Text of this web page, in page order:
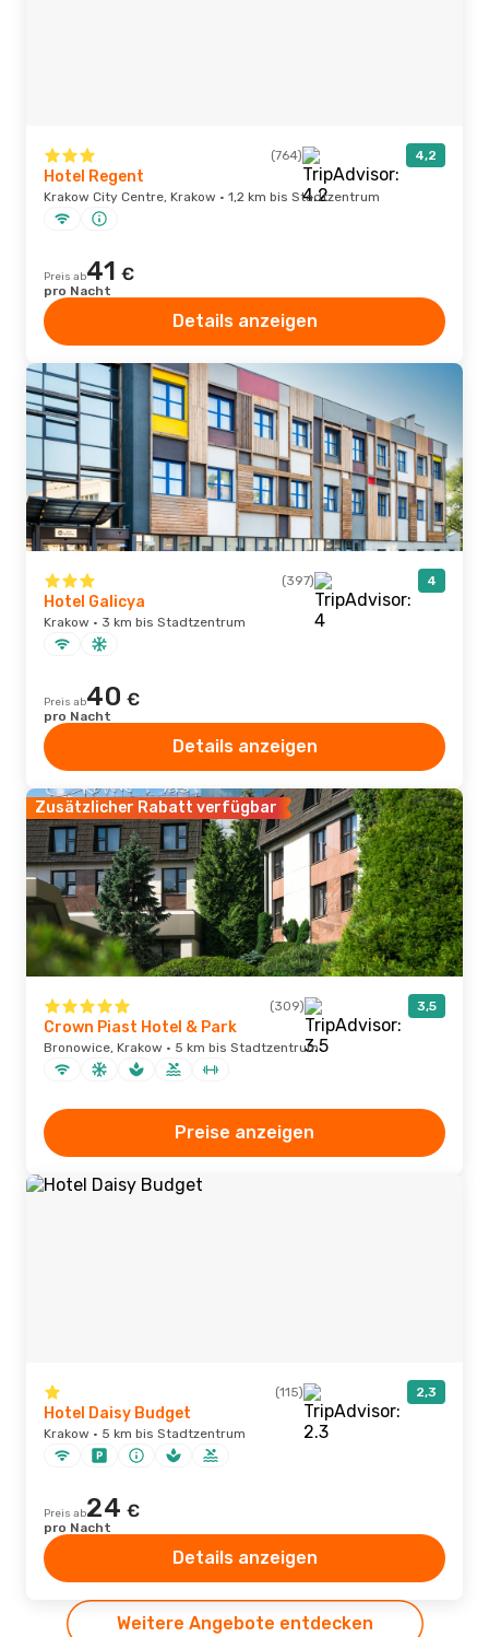
(764) 4,2
Hotel Regent
Krakow City Centre, Krakow · 1,2 km bis Stadtzentrum
Preis ab41 €
pro Nacht
Details anzeigen
(397) 4
Hotel Galicya
Krakow · 3 km bis Stadtzentrum
Preis ab40 €
pro Nacht
Details anzeigen
Zusätzlicher Rabatt verfügbar
(309) 3,5
Crown Piast Hotel & Park
Bronowice, Krakow · 5 km bis Stadtzentrum
Preise anzeigen
(115) 2,3
Hotel Daisy Budget
Krakow · 5 km bis Stadtzentrum
Preis ab24 €
pro Nacht
Details anzeigen
Weitere Angebote entdecken